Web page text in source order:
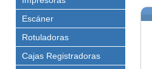
Escáner
Rotuladoras
Cajas Registradoras